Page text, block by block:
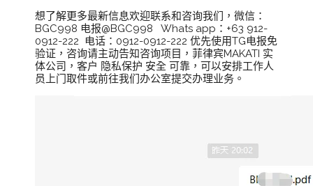
想了解更多最新信息欢迎联系和咨询我们，微信：
BGC998 电报@BGC998 Whats app：+63 912-
0912-222 电话：0912-0912-222 优先使用TG电报免
验证，咨询请主动告知咨询项目，菲律宾MAKATI 实
体公司，客户 隐私保护 安全 可靠，可以安排工作人
员上门取件或前往我们办公室提交办理业务。